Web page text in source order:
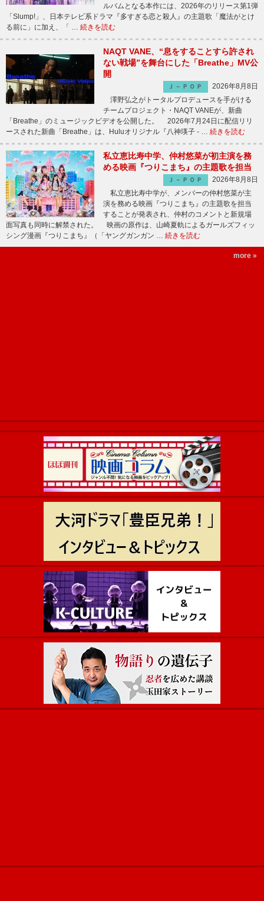
ルバムとなる本作には、2026年のリリース第1弾
「Slump!」、日本テレビ系ドラマ『多すぎる恋と殺人』の主題歌「魔法がとけ
る前に」に加え、「 … 続きを読む
NAQT VANE、“息をすることすら許され
ない戦場”を舞台にした「Breathe」MV公
開
Ｊ－ＰＯＰ
2026年8月8日
澤野弘之がトータルプロデュースを手がける
チームプロジェクト・NAQT VANEが、新曲
「Breathe」のミュージックビデオを公開した。 2026年7月24日に配信リリ
ースされた新曲「Breathe」は、Huluオリジナル『八神瑛子 - … 続きを読む
私立恵比寿中学、仲村悠菜が初主演を務
める映画『つりこまち』の主題歌を担当
Ｊ－ＰＯＰ
2026年8月8日
私立恵比寿中学が、メンバーの仲村悠菜が主
演を務める映画『つりこまち』の主題歌を担当
することが発表され、仲村のコメントと新規場
面写真も同時に解禁された。 映画の原作は、山崎夏軌によるガールズフィッ
シング漫画『つりこまち』（「ヤングガンガン … 続きを読む
more »